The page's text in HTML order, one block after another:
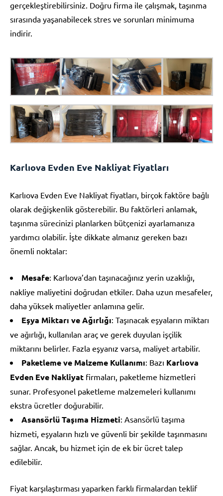
gerçekleştirebilirsiniz. Doğru firma ile çalışmak, taşınma
sırasında yaşanabilecek stres ve sorunları minimuma
indirir.
Karlıova Evden Eve Nakliyat Fiyatları
Karlıova Evden Eve Nakliyat fiyatları, birçok faktöre bağlı
olarak değişkenlik gösterebilir. Bu faktörleri anlamak,
taşınma sürecinizi planlarken bütçenizi ayarlamanıza
yardımcı olabilir. İşte dikkate almanız gereken bazı
önemli noktalar:
Mesafe: Karlıova’dan taşınacağınız yerin uzaklığı,
nakliye maliyetini doğrudan etkiler. Daha uzun mesafeler,
daha yüksek maliyetler anlamına gelir.
Eşya Miktarı ve Ağırlığı: Taşınacak eşyaların miktarı
ve ağırlığı, kullanılan araç ve gerek duyulan işçilik
miktarını belirler. Fazla eşyanız varsa, maliyet artabilir.
Paketleme ve Malzeme Kullanımı: Bazı Karlıova
Evden Eve Nakliyat firmaları, paketleme hizmetleri
sunar. Profesyonel paketleme malzemeleri kullanımı
ekstra ücretler doğurabilir.
Asansörlü Taşıma Hizmeti: Asansörlü taşıma
hizmeti, eşyaların hızlı ve güvenli bir şekilde taşınmasını
sağlar. Ancak, bu hizmet için de ek bir ücret talep
edilebilir.
Fiyat karşılaştırması yaparken farklı firmalardan teklif